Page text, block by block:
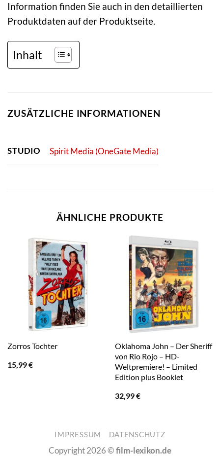
Information finden Sie auch in den detaillierten
Produktdaten auf der Produktseite.
Inhalt
ZUSÄTZLICHE INFORMATIONEN
STUDIO Spirit Media (OneGate Media)
ÄHNLICHE PRODUKTE
Zorros Tochter
15,99€
Oklahoma John – Der Sheriff
von Rio Rojo – HD-
Weltpremiere! – Limited
Edition plus Booklet
32,99€
IMPRESSUM DATENSCHUTZ
Copyright 2026 ©film-lexikon.de